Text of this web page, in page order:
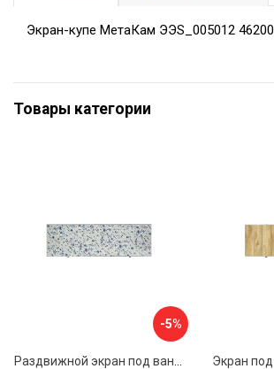
Экран-купе МетаКам ЭЭS_005012
Товары категории
-5%